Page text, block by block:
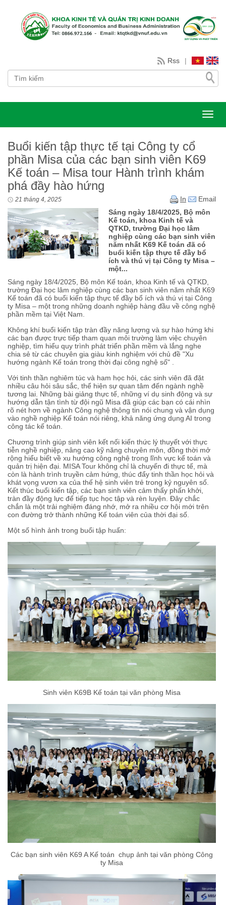
Rss |
Buổi kiến tập thực tế tại Công ty cổ
phần Misa của các bạn sinh viên K69
Kế toán – Misa tour Hành trình khám
phá đầy hào hứng
21 tháng 4, 2025 In
Email
Sáng ngày 18/4/2025, Bộ môn
Kế toán, khoa Kinh tế và
QTKD, trường Đại học lâm
nghiệp cùng các bạn sinh viên
năm nhất K69 Kế toán đã có
buổi kiến tập thực tế đầy bổ
ích và thú vị tại Công ty Misa –
một...
Sáng ngày 18/4/2025, Bộ môn Kế toán, khoa Kinh tế và QTKD,
trường Đại học lâm nghiệp cùng các bạn sinh viên năm nhất K69
Kế toán đã có buổi kiến tập thực tế đầy bổ ích và thú vị tại Công
ty Misa – một trong những doanh nghiệp hàng đầu về công nghệ
phần mềm tại Việt Nam.
Không khí buổi kiến tập tràn đầy năng lượng và sự hào hứng khi
các bạn được trực tiếp tham quan môi trường làm việc chuyên
nghiệp, tìm hiểu quy trình phát triển phần mềm và lắng nghe
chia sẻ từ các chuyên gia giàu kinh nghiệm với chủ đề "Xu
hướng ngành Kế toán trong thời đại công nghệ số" .
Với tinh thần nghiêm túc và ham học hỏi, các sinh viên đã đặt
nhiều câu hỏi sâu sắc, thể hiện sự quan tâm đến ngành nghề
tương lai. Những bài giảng thực tế, những ví dụ sinh động và sự
hướng dẫn tận tình từ đội ngũ Misa đã giúp các bạn có cái nhìn
rõ nét hơn về ngành Công nghệ thông tin nói chung và vận dụng
vào nghề nghiệp Kế toán nói riêng, khả năng ứng dụng AI trong
công tác kế toán.
Chương trình giúp sinh viên kết nối kiến thức lý thuyết với thực
tiễn nghề nghiệp, nâng cao kỹ năng chuyên môn, đồng thời mở
rộng hiểu biết về xu hướng công nghệ trong lĩnh vực kế toán và
quản trị hiện đại. MISA Tour không chỉ là chuyến đi thực tế, mà
còn là hành trình truyền cảm hứng, thúc đẩy tinh thần học hỏi và
khát vọng vươn xa của thế hệ sinh viên trẻ trong kỷ nguyên số.
Kết thúc buổi kiến tập, các bạn sinh viên cảm thấy phấn khởi,
tràn đầy động lực để tiếp tục học tập và rèn luyện. Đây chắc
chắn là một trải nghiệm đáng nhớ, mở ra nhiều cơ hội mới trên
con đường trở thành những Kế toán viên của thời đại số.
Một số hình ảnh trong buổi tập huấn:
Sinh viên K69B Kế toán tại văn phòng Misa
Các bạn sinh viên K69 A Kế toán chụp ảnh tại văn phòng Công
ty Misa